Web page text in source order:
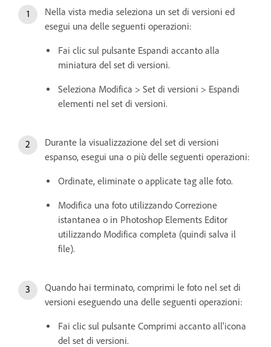
Nella vista media seleziona un set di versioni ed
esegui una delle seguenti operazioni:
Fai clic sul pulsante Espandi accanto alla
miniatura del set di versioni.
Seleziona Modifica > Set di versioni > Espandi
elementi nel set di versioni.
Durante la visualizzazione del set di versioni
espanso, esegui una o più delle seguenti operazioni:
Ordinate, eliminate o applicate tag alle foto.
Modifica una foto utilizzando Correzione
istantanea o in Photoshop Elements Editor
utilizzando Modifica completa (quindi salva il
file).
Quando hai terminato, comprimi le foto nel set di
versioni eseguendo una delle seguenti operazioni:
Fai clic sul pulsante Comprimi accanto all'icona
del set di versioni.